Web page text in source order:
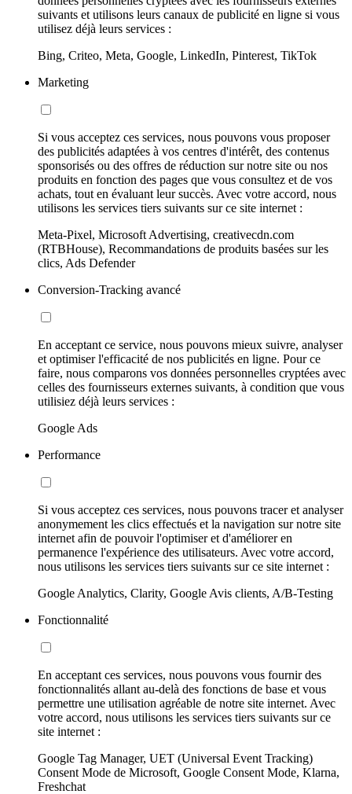
suivants et utilisons leurs canaux de publicité en ligne si vous
utilisez déjà leurs services :
Bing, Criteo, Meta, Google, LinkedIn, Pinterest, TikTok
Marketing
Si vous acceptez ces services, nous pouvons vous proposer
des publicités adaptées à vos centres d'intérêt, des contenus
sponsorisés ou des offres de réduction sur notre site ou nos
produits en fonction des pages que vous consultez et de vos
achats, tout en évaluant leur succès. Avec votre accord, nous
utilisons les services tiers suivants sur ce site internet :
Meta-Pixel, Microsoft Advertising, creativecdn.com
(RTBHouse), Recommandations de produits basées sur les
clics, Ads Defender
Conversion-Tracking avancé
En acceptant ce service, nous pouvons mieux suivre, analyser
et optimiser l'efficacité de nos publicités en ligne. Pour ce
faire, nous comparons vos données personnelles cryptées avec
celles des fournisseurs externes suivants, à condition que vous
utilisiez déjà leurs services :
Google Ads
Performance
Si vous acceptez ces services, nous pouvons tracer et analyser
anonymement les clics effectués et la navigation sur notre site
internet afin de pouvoir l'optimiser et d'améliorer en
permanence l'expérience des utilisateurs. Avec votre accord,
nous utilisons les services tiers suivants sur ce site internet :
Google Analytics, Clarity, Google Avis clients, A/B-Testing
Fonctionnalité
En acceptant ces services, nous pouvons vous fournir des
fonctionnalités allant au-delà des fonctions de base et vous
permettre une utilisation agréable de notre site internet. Avec
votre accord, nous utilisons les services tiers suivants sur ce
site internet :
Google Tag Manager, UET (Universal Event Tracking)
Consent Mode de Microsoft, Google Consent Mode, Klarna,
Freshchat